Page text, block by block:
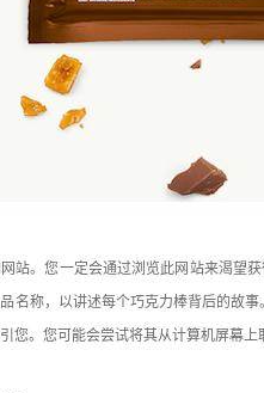
站。您一定会通过浏览此网站来渴望
名称，以讲述每个巧克力棒背后的故
您。您可能会尝试将其从计算机屏幕上